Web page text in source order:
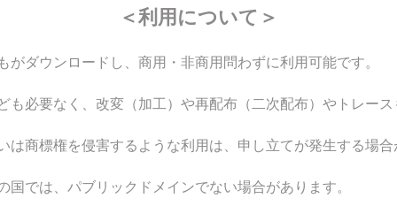
＜利用について＞
ダウンロードし、商用・非商用問わずに利用可能です。
必要なく、改変（加工）や再配布（二次配布）やトレー
商標権を侵害するような利用は、申し立てが発生する場
では、パブリックドメインでない場合があります。